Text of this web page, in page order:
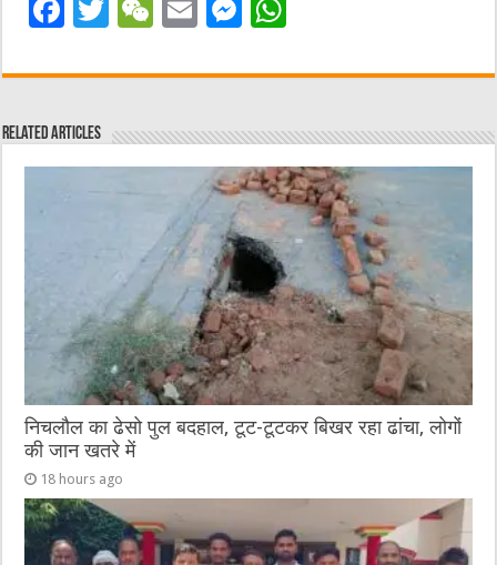
F
c
e
b
T
it
r
W
C
at
E
ai
M
ss
n
g
er
at
A
p
p
Related Articles
निचलौल का ढेसो पुल बदहाल, टूट-टूटकर बिखर रहा ढांचा, लोगों
की जान खतरे में
18 hours ago